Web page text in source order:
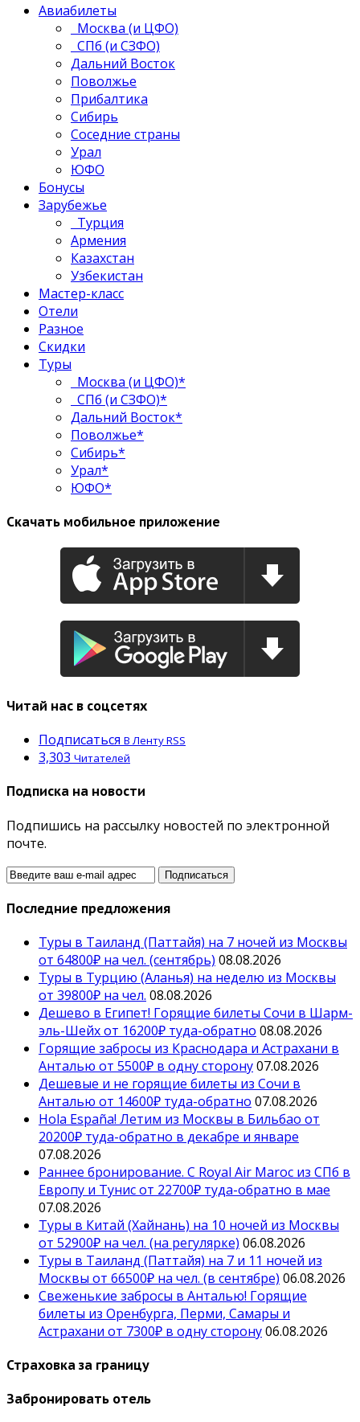
Авиабилеты
Москва (и ЦФО)
СПб (и СЗФО)
Дальний Восток
Поволжье
Прибалтика
Сибирь
Соседние страны
Урал
ЮФО
Бонусы
Зарубежье
Турция
Армения
Казахстан
Узбекистан
Мастер-класс
Отели
Разное
Скидки
Туры
Москва (и ЦФО)*
СПб (и СЗФО)*
Дальний Восток*
Поволжье*
Сибирь*
Урал*
ЮФО*
Скачать мобильное приложение
Читай нас в соцсетях
Подписаться В Ленту RSS
3,303 Читателей
Подписка на новости
Подпишись на рассылку новостей по электронной
почте.
Последние предложения
Туры в Таиланд (Паттайя) на 7 ночей из Москвы
от 64800₽ на чел. (сентябрь) 08.08.2026
Туры в Турцию (Аланья) на неделю из Москвы
от 39800₽ на чел. 08.08.2026
Дешево в Египет! Горящие билеты Сочи в Шарм-
эль-Шейх от 16200₽ туда-обратно 08.08.2026
Горящие забросы из Краснодара и Астрахани в
Анталью от 5500₽ в одну сторону07.08.2026
Дешевые и не горящие билеты из Сочи в
Анталью от 14600₽ туда-обратно 07.08.2026
Hola España! Летим из Москвы в Бильбао от
20200₽ туда-обратно в декабре и январе
07.08.2026
Раннее бронирование. С Royal Air Maroc из СПб в
Европу и Тунис от 22700₽ туда-обратно в мае
07.08.2026
Туры в Китай (Хайнань) на 10 ночей из Москвы
от 52900₽ на чел. (на регулярке) 06.08.2026
Туры в Таиланд (Паттайя) на 7 и 11 ночей из
Москвы от 66500₽ на чел. (в сентябре) 06.08.2026
Свеженькие забросы в Анталью! Горящие
билеты из Оренбурга, Перми, Самары и
Астрахани от 7300₽ в одну сторону06.08.2026
Страховка за границу
Забронировать отель